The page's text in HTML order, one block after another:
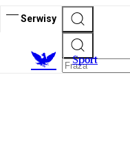
Serwisy
Sport